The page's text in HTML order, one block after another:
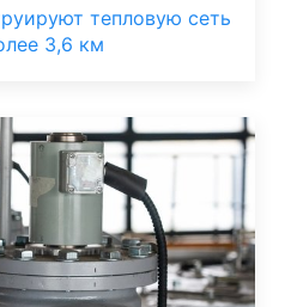
тепловую сеть
3,6 км